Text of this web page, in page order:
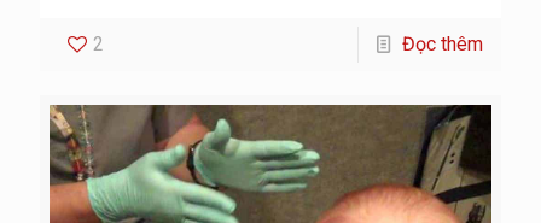
2 Đọc thêm